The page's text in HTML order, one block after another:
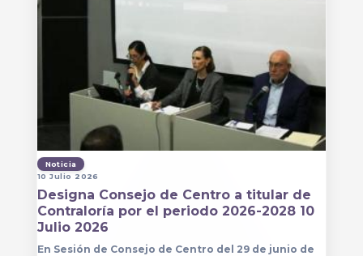
Noticia
10 Julio 2026
Designa Consejo de Centro a titular de
Contraloría por el periodo 2026-2028 10
Julio 2026
En Sesión de Consejo de Centro del 29 de junio de